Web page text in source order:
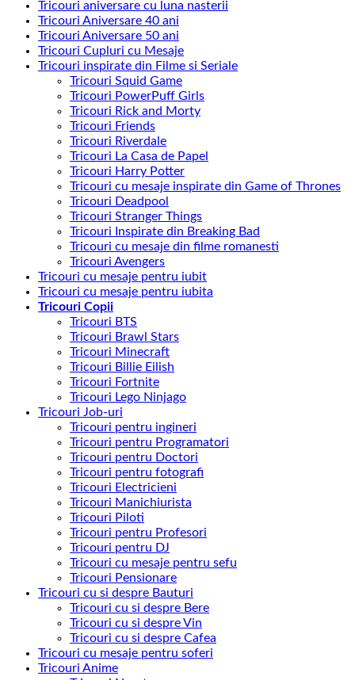
Tricouri aniversare cu luna nasterii
Tricouri Aniversare 40 ani
Tricouri Aniversare 50 ani
Tricouri Cupluri cu Mesaje
Tricouri inspirate din Filme si Seriale
Tricouri Squid Game
Tricouri PowerPuff Girls
Tricouri Rick and Morty
Tricouri Friends
Tricouri Riverdale
Tricouri La Casa de Papel
Tricouri Harry Potter
Tricouri cu mesaje inspirate din Game of Thrones
Tricouri Deadpool
Tricouri Stranger Things
Tricouri Inspirate din Breaking Bad
Tricouri cu mesaje din filme romanesti
Tricouri Avengers
Tricouri cu mesaje pentru iubit
Tricouri cu mesaje pentru iubita
Tricouri Copii
Tricouri BTS
Tricouri Brawl Stars
Tricouri Minecraft
Tricouri Billie Eilish
Tricouri Fortnite
Tricouri Lego Ninjago
Tricouri Job-uri
Tricouri pentru ingineri
Tricouri pentru Programatori
Tricouri pentru Doctori
Tricouri pentru fotografi
Tricouri Electricieni
Tricouri Manichiurista
Tricouri Piloti
Tricouri pentru Profesori
Tricouri pentru DJ
Tricouri cu mesaje pentru sefu
Tricouri Pensionare
Tricouri cu si despre Bauturi
Tricouri cu si despre Bere
Tricouri cu si despre Vin
Tricouri cu si despre Cafea
Tricouri cu mesaje pentru soferi
Tricouri Anime